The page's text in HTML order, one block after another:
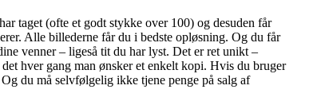
taget (ofte et godt stykke over 100) og desuden får
Alle billederne får du i bedste opløsning. Og du får
venner – ligeså tit du har lyst. Det er ret unikt –
hver gang man ønsker et enkelt kopi. Hvis du bruger
du må selvfølgelig ikke tjene penge på salg af